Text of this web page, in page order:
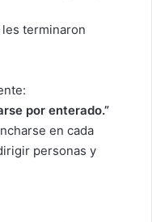
terminaron
por enterado.”
en cada
personas y